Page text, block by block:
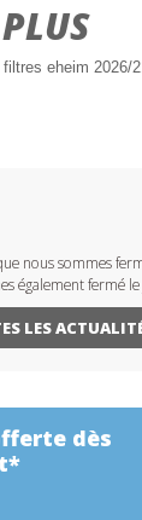
eheim 2026/
nous sommes
également fermé le
LES
dès